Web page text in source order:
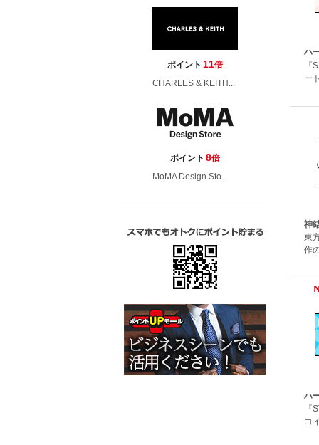
ポイント 11倍
CHARLES & KEITH...
ポイント 8倍
MoMA Design Sto...
ハ
『
ー
神
東
作
ハ
『
コ